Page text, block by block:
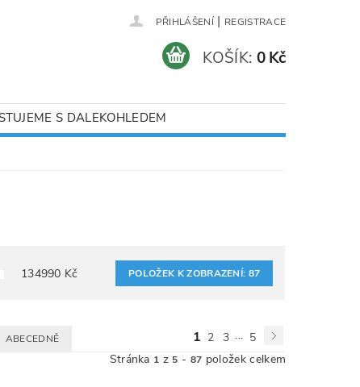
PŘIHLÁŠENÍ | REGISTRACE
KOŠÍK: 0 Kč
S DALEKOHLEDEM
134990 Kč POLOŽEK K ZOBRAZENÍ: 87
ABECEDNĚ 1 2 3 ... 5
Stránka 1 z 5 - 87 položek celkem